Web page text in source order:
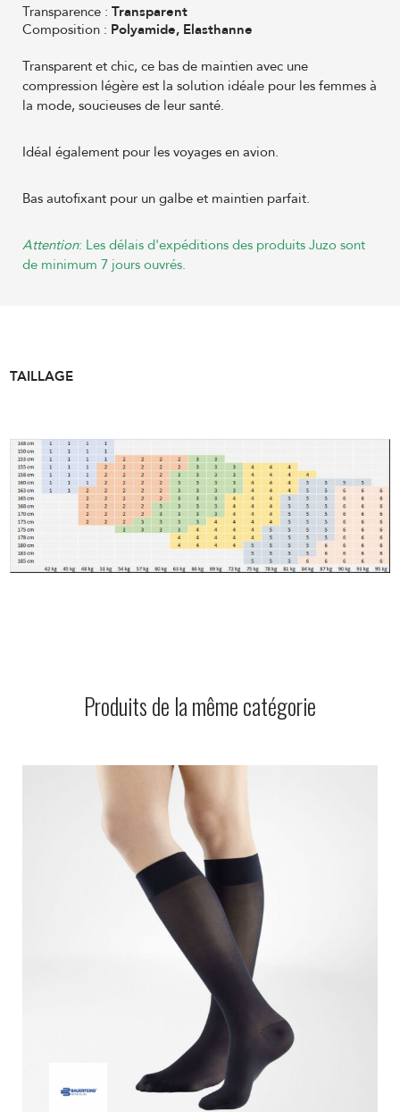
Transparence : Transparent
Composition : Polyamide, Elasthanne
Transparent et chic, ce bas de maintien avec une
compression légère est la solution idéale pour les femmes à
la mode, soucieuses de leur santé.
Idéal également pour les voyages en avion.
Bas autofixant pour un galbe et maintien parfait.
Attention: Les délais d'expéditions des produits Juzo sont
de minimum 7 jours ouvrés.
TAILLAGE
Produits de la même catégorie